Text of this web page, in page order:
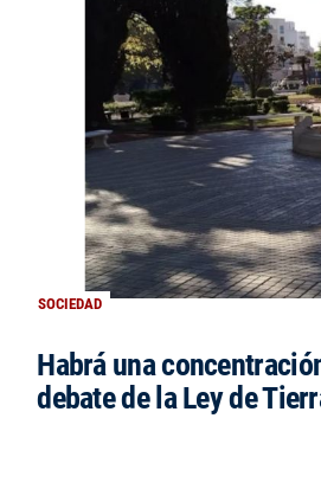
SOCIEDAD
Habrá una
debate de la Ley de